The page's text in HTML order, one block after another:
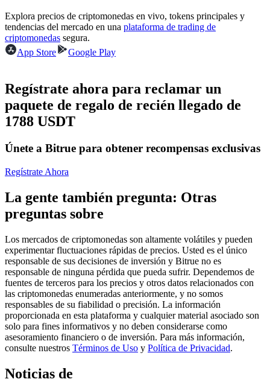
Futuros del USDC
Futuros que utilizan USDC como garantía
Copiar Trading
Únete a los mejores traders
Conviértete en un Trader de Copia
Disfruta del reparto de beneficios y comisiones de copy trading
Explora precios de criptomonedas en vivo, tokens principales y
tendencias del mercado en una plataforma de trading de
criptomonedas segura.
App Store
Google Play
Regístrate ahora para reclamar un
paquete de regalo de recién llegado de
1788 USDT
Únete a Bitrue para obtener recompensas exclusivas
Regístrate Ahora
La gente también pregunta: Otras
preguntas sobre
Los mercados de criptomonedas son altamente volátiles y pueden
experimentar fluctuaciones rápidas de precios. Usted es el único
responsable de sus decisiones de inversión y Bitrue no es
responsable de ninguna pérdida que pueda sufrir. Dependemos de
fuentes de terceros para los precios y otros datos relacionados con
las criptomonedas enumeradas anteriormente, y no somos
responsables de su fiabilidad o precisión. La información
proporcionada en esta plataforma y cualquier material asociado son
solo para fines informativos y no deben considerarse como
asesoramiento financiero o de inversión. Para más información,
consulte nuestros Términos de Uso y Política de Privacidad.
Noticias de